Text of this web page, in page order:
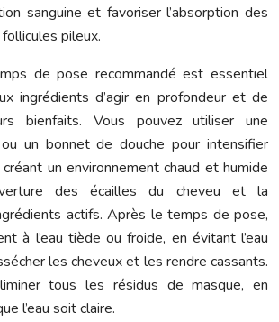
sanguine et favoriser l’absorption des
pileux.
de pose recommandé est essentiel
ingrédients d’agir en profondeur et de
bienfaits. Vous pouvez utiliser une
un bonnet de douche pour intensifier
un environnement chaud et humide
des écailles du cheveu et la
actifs. Après le temps de pose,
à l’eau tiède ou froide, en évitant l’eau
les cheveux et les rendre cassants.
tous les résidus de masque, en
l’eau soit claire.